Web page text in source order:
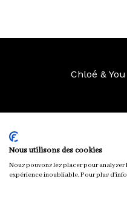
Chloé & You
Nous utilisons des cookies
Nous pouvons les placer pour analyser
expérience inoubliable. Pour plus